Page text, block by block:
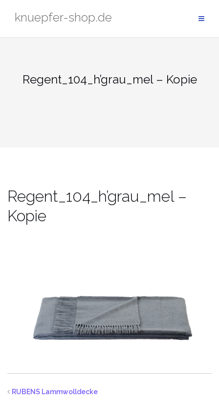
Inhaltknuepfer-shop.de
Regent_104_h’grau_mel – Kopie
Regent_104_h’grau_mel –
Kopie
RUBENS Lammwolldecke